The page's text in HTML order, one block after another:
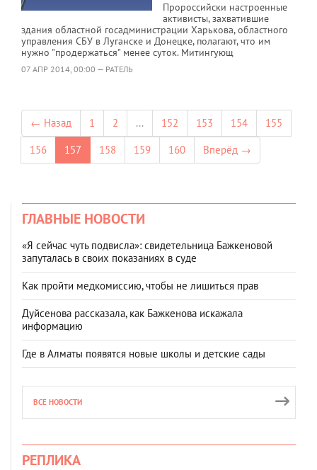
Пророссийски настроенные
активисты, захватившие
здания областной госадминистрации Харькова, областного
управления СБУ в Луганске и Донецке, полагают, что им
нужно "продержаться" менее суток. Митингующ
07 АПР 2014, 00:00 — РАТЕЛЬ
← Назад 1 2 ... 152 153 154
155
156
157 158 159 160 Вперёд →
ГЛАВНЫЕ НОВОСТИ
«Я сейчас чуть подвисла»: свидетельница Бажкеновой
запуталась в своих показаниях в суде
Как пройти медкомиссию, чтобы не лишиться прав
Дуйсенова рассказала, как Бажкенова искажала
информацию
Где в Алматы появятся новые школы и детские сады
ВСЕ НОВОСТИ
РЕПЛИКА